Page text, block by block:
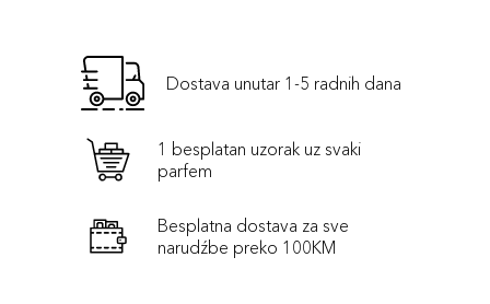
Dostava unutar 1-5 radnih dana
1 besplatan uzorak uz svaki
parfem
Besplatna dostava za sve
narudźbe preko 100KM